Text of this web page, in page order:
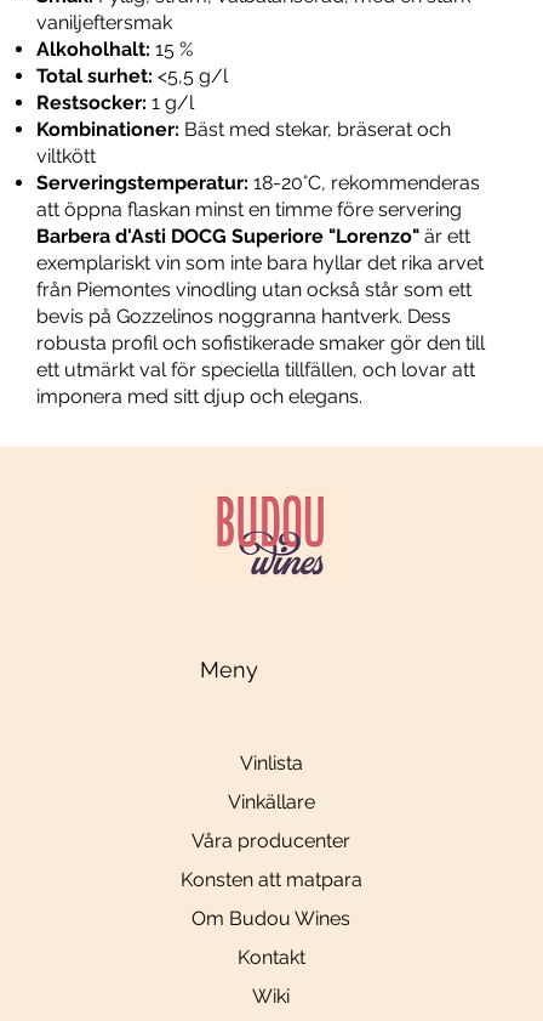
vaniljeftersmak
Alkoholhalt: 15 %
Total surhet: <5,5 g/l
Restsocker: 1 g/l
Kombinationer: Bäst med stekar, bräserat och
viltkött
Serveringstemperatur: 18-20°C, rekommenderas
att öppna flaskan minst en timme före servering
Barbera d'Asti DOCG Superiore "Lorenzo" är ett
exemplariskt vin som inte bara hyllar det rika arvet
från Piemontes vinodling utan också står som ett
bevis på Gozzelinos noggranna hantverk. Dess
robusta profil och sofistikerade smaker gör den till
ett utmärkt val för speciella tillfällen, och lovar att
imponera med sitt djup och elegans.
Vinlista
Vinkällare
Våra producenter
Konsten att matpara
Om Budou Wines
Kontakt
Wiki
Meny